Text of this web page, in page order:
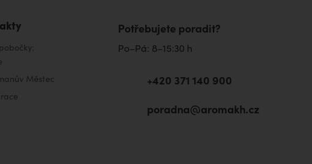
Městec
Potřebujete poradit?
Po–Pá: 8–15:30 h
+420 371 140 900
poradna@aromakh.cz